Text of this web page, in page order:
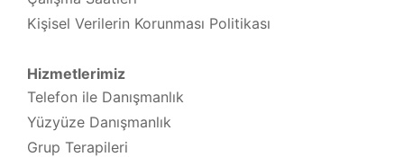
Kişisel Verilerin Korunması Politikası
Hizmetlerimiz
Telefon ile Danışmanlık
Yüzyüze Danışmanlık
Grup Terapileri